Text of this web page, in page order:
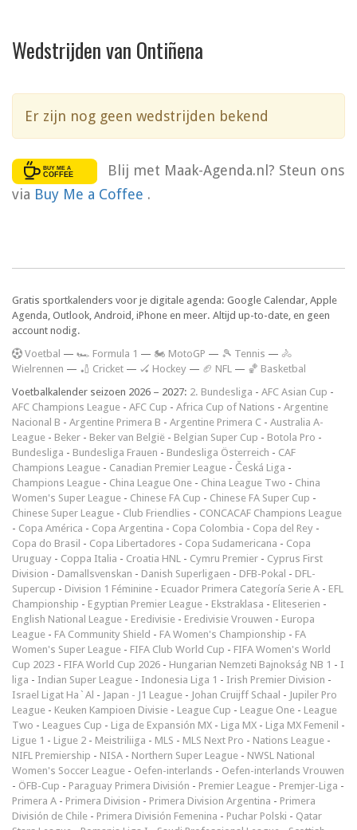
Wedstrijden van Ontiñena
Er zijn nog geen wedstrijden bekend
Blij met Maak-Agenda.nl? Steun ons
via Buy Me a Coffee .
Gratis sportkalenders voor je digitale agenda: Google Calendar, Apple
Agenda, Outlook, Android, iPhone en meer. Altijd up-to-date, en geen
account nodig.
Voetbal — 🏎️ Formula 1 — 🏍 MotoGP — 🎾 Tennis — 🚴
Wielrennen — 🏏 Cricket — 🏑 Hockey — 🏈 NFL — 🏀 Basketbal
Voetbalkalender seizoen 2026 – 2027: 2. Bundesliga - AFC Asian Cup -
AFC Champions League - AFC Cup - Africa Cup of Nations - Argentine
Nacional B - Argentine Primera B - Argentine Primera C - Australia A-
League - Beker - Beker van België - Belgian Super Cup - Botola Pro -
Bundesliga - Bundesliga Frauen - Bundesliga Österreich - CAF
Champions League - Canadian Premier League - Česká Liga -
Champions League - China League One - China League Two - China
Women's Super League - Chinese FA Cup - Chinese FA Super Cup -
Chinese Super League - Club Friendlies - CONCACAF Champions League
- Copa América - Copa Argentina - Copa Colombia - Copa del Rey -
Copa do Brasil - Copa Libertadores - Copa Sudamericana - Copa
Uruguay - Coppa Italia - Croatia HNL - Cymru Premier - Cyprus First
Division - Damallsvenskan - Danish Superligaen - DFB-Pokal - DFL-
Supercup - Division 1 Féminine - Ecuador Primera Categoría Serie A - EFL
Championship - Egyptian Premier League - Ekstraklasa - Eliteserien -
English National League - Eredivisie - Eredivisie Vrouwen - Europa
League - FA Community Shield - FA Women's Championship - FA
Women's Super League - FIFA Club World Cup - FIFA Women's World
Cup 2023 - FIFA World Cup 2026 - Hungarian Nemzeti Bajnokság NB 1 - I
liga - Indian Super League - Indonesia Liga 1 - Irish Premier Division -
Israel Ligat Ha`Al - Japan - J1 League - Johan Cruijff Schaal - Jupiler Pro
League - Keuken Kampioen Divisie - League Cup - League One - League
Two - Leagues Cup - Liga de Expansión MX - Liga MX - Liga MX Femenil -
Ligue 1 - Ligue 2 - Meistriliiga - MLS - MLS Next Pro - Nations League -
NIFL Premiership - NISA - Northern Super League - NWSL National
Women's Soccer League - Oefen-interlands - Oefen-interlands Vrouwen
- ÖFB-Cup - Paraguay Primera División - Premier League - Premjer-Liga -
Primera A - Primera Division - Primera Division Argentina - Primera
División de Chile - Primera División Femenina - Puchar Polski - Qatar